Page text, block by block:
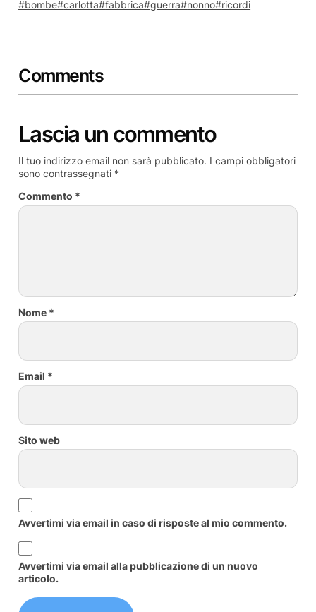
bombe carlotta fabbrica guerra nonno ricordi
Comments
Lascia un commento
Il tuo indirizzo email non sarà pubblicato. I campi obbligatori
sono contrassegnati *
Commento *
Nome *
Email *
Sito web
Avvertimi via email in caso di risposte al mio commento.
Avvertimi via email alla pubblicazione di un nuovo
articolo.